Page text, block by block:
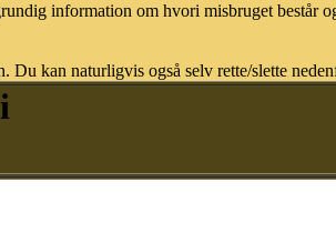
information om hvori misbruget består
Du kan naturligvis også selv rette/slette